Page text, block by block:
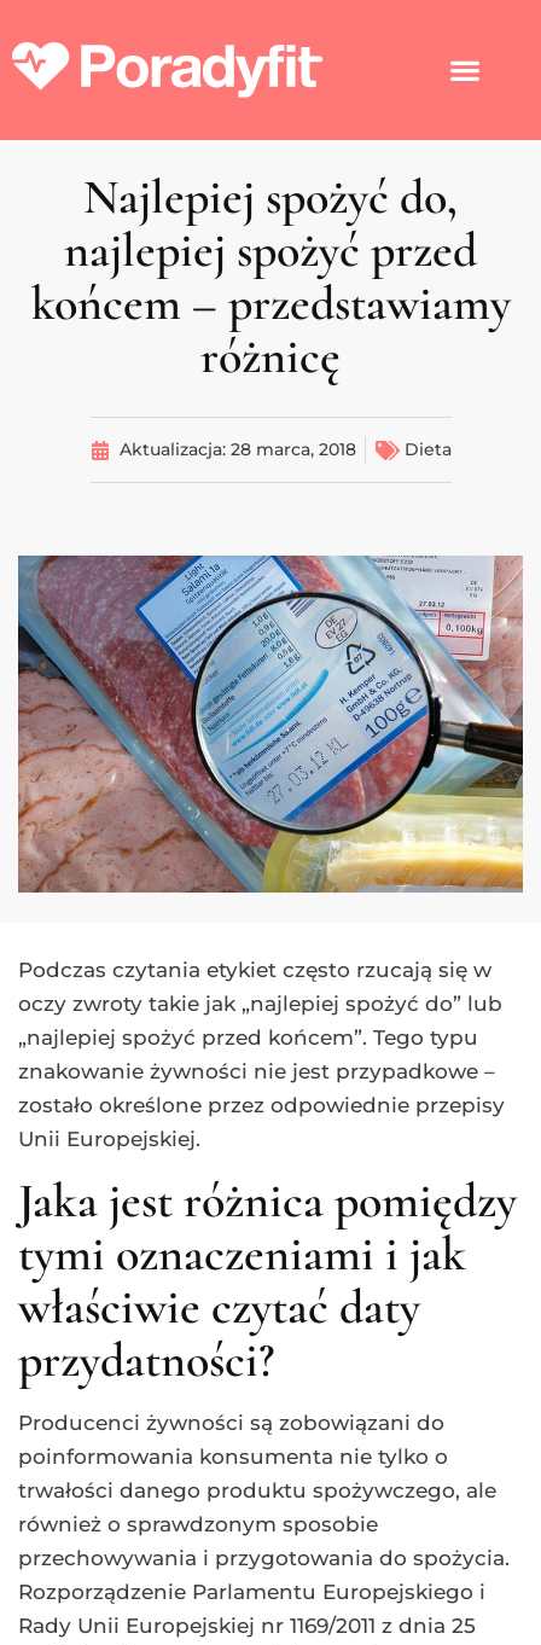
Najlepiej spożyć do,
najlepiej spożyć przed
końcem – przedstawiamy
różnicę
Aktualizacja: 28 marca, 2018 Dieta
Podczas czytania etykiet często rzucają się w
oczy zwroty takie jak „najlepiej spożyć do” lub
„najlepiej spożyć przed końcem”. Tego typu
znakowanie żywności nie jest przypadkowe –
zostało określone przez odpowiednie przepisy
Unii Europejskiej.
Jaka jest różnica pomiędzy
tymi oznaczeniami i jak
właściwie czytać daty
przydatności?
Producenci żywności są zobowiązani do
poinformowania konsumenta nie tylko o
trwałości danego produktu spożywczego, ale
również o sprawdzonym sposobie
przechowywania i przygotowania do spożycia.
Rozporządzenie Parlamentu Europejskiego i
Rady Unii Europejskiej nr 1169/2011 z dnia 25